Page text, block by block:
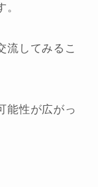
流してみるこ
能性が広がっ